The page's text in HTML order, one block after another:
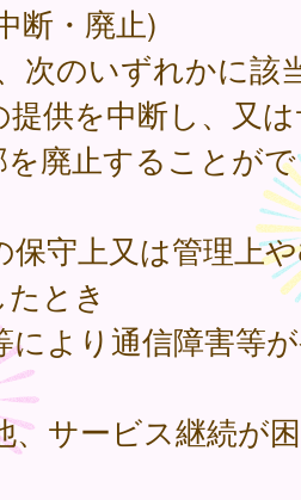
断・廃止)
次のいずれかに該
供を中断し、又
廃止することが
守上又は管理上
とき
より通信障害等
サービス継続が